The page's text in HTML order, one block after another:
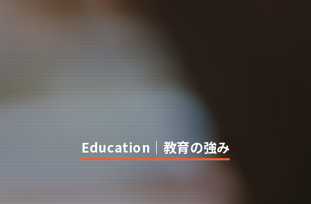
Education｜教育の強み